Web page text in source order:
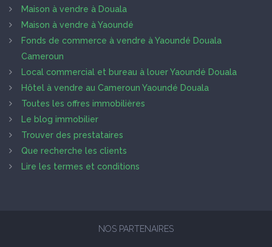
Maison à vendre à Douala
Maison à vendre à Yaoundé
Fonds de commerce à vendre à Yaoundé Douala
Cameroun
Local commercial et bureau à louer Yaoundé Douala
Hôtel à vendre au Cameroun Yaoundé Douala
Toutes les offres immobilières
Le blog immobilier
Trouver des prestataires
Que recherche les clients
Lire les termes et conditions
NOS PARTENAIRES